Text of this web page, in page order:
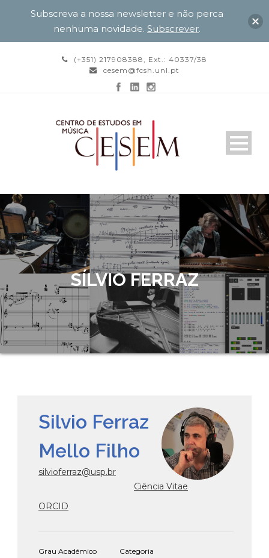
(+351) 217908388, Ext.: 40337/38
cesem@fcsh.unl.pt
SÍLVIO FERRAZ
Silvio Ferraz
Mello Filho
silvioferraz@usp.br
Ciência Vitae
ORCID
Grau Académico Categoria
Subscreva a nossa newsletter e não perca
nenhuma novidade. Subscrever.